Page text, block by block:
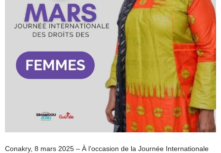
Conakry, 8 mars 2025 – À l’occasion de la Journée Internationale